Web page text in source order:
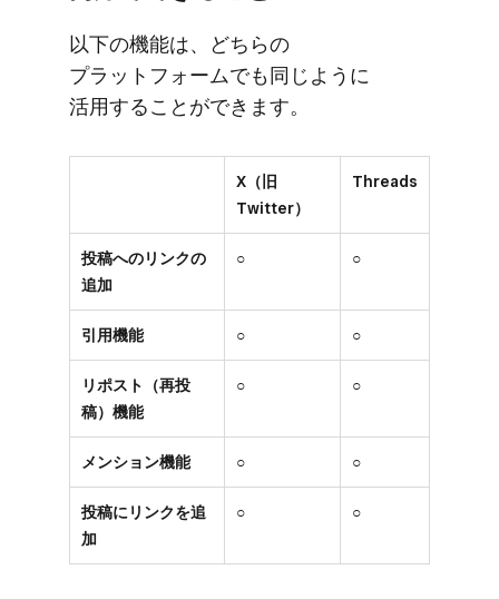
以下の​機能は、​どちらの​
プラットフォームでも​同じように​
活用する​ことができます。
X（旧
Twitter）
Threads
投稿へのリンクの
追加
○ ○
引用機能 ○ ○
リポスト（再投
稿）機能
○ ○
メンション機能 ○ ○
投稿にリンクを追
加
○ ○